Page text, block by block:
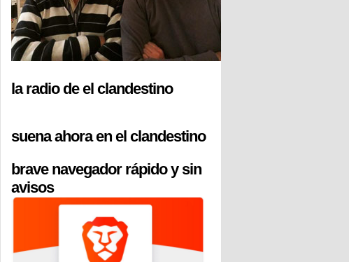
la radio de el clandestino
suena ahora en el clandestino
brave navegador rápido y sin
avisos